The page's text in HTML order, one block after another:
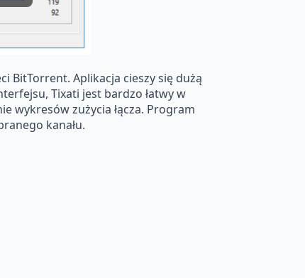
BitTorrent. Aplikacja cieszy się dużą
Tixati jest bardzo łatwy w
wykresów zużycia łącza. Program
kanału.